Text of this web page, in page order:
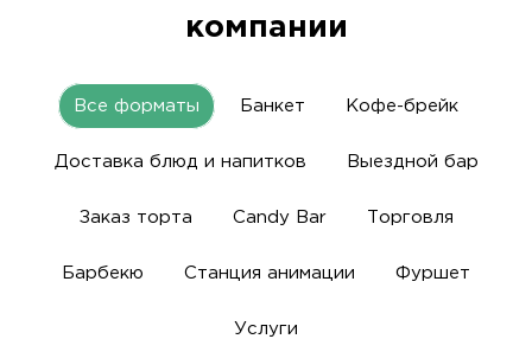
компании
Все форматы Банкет Кофе-брейк
Доставка блюд и напитков Выездной бар
Заказ торта Candy Bar Торговля
Барбекю Станция анимации Фуршет
Услуги